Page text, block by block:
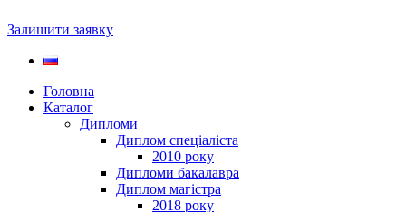
Залишити заявку
Головна
Каталог
Дипломи
Диплом спеціаліста
2010 року
Дипломи бакалавра
Диплом магістра
2018 року